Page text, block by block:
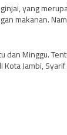
yang
makanan.
dan Minggu.
Jambi, Syarif